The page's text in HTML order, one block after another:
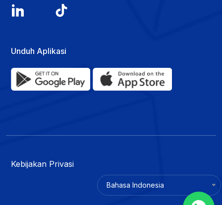
Unduh Aplikasi
Kebijakan Privasi
Bahasa Indonesia